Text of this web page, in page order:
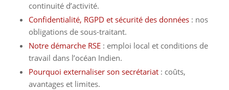
continuité d’activité.
Confidentialité, RGPD et sécurité des données: nos
obligations de sous-traitant.
Notre démarche RSE: emploi local et conditions de
travail dans l’océan Indien.
Pourquoi externaliser son secrétariat: coûts,
avantages et limites.